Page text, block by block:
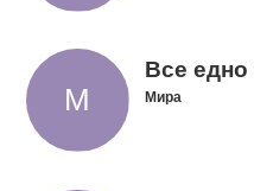
Все едно
Мира